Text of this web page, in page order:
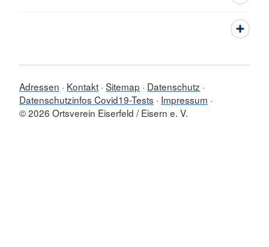
Adressen Kontakt Sitemap
Datenschutz
Datenschutzinfos Covid19-Tests
Impressum
© 2026 Ortsverein Eiserfeld / Eisern e. V.